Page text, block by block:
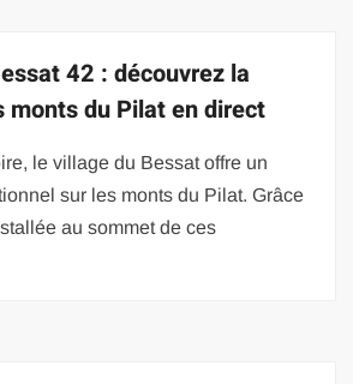
42 : découvrez la
monts du Pilat en direct
le village du Bessat offre un
sur les monts du Pilat. Grâce
au sommet de ces